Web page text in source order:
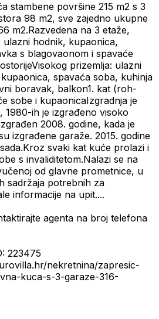
stambene površine 215 m2 s 3
98 m2, sve zajedno ukupne
m2.Razvedena na 3 etaže,
ulazni hodnik, kupaonica,
s blagovaonom i spavaće
prizemlja: ulazni
spavaća soba, kuhinja
boravak, balkon1. kat (roh-
sobe i kupaonicaIzgradnja je
1980-ih je izgrađeno visoko
2008. godine, kada je
izgrađene garaže. 2015. godine
svaki kat kuće prolazi i
s invaliditetom.Nalazi se na
od glavne prometnice, u
sadržaja potrebnih za
informacije na upit....
agenta na broj telefona
223475
nekretnina/zapresic-
kuca-s-3-garaze-316-